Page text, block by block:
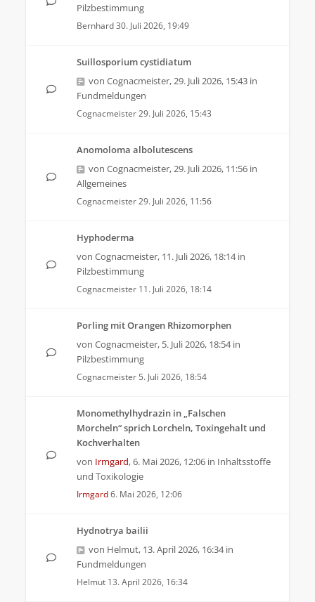
Pilzbestimmung
Bernhard30. Juli 2026, 19:49
Suillosporium cystidiatum
von Cognacmeister,29. Juli 2026, 15:43 in
Fundmeldungen
Cognacmeister29. Juli 2026, 15:43
Anomoloma albolutescens
von Cognacmeister,29. Juli 2026, 11:56 in
Allgemeines
Cognacmeister29. Juli 2026, 11:56
Hyphoderma
von Cognacmeister, 11. Juli 2026, 18:14in
Pilzbestimmung
Cognacmeister 11. Juli 2026, 18:14
Porling mit Orangen Rhizomorphen
von Cognacmeister, 5. Juli 2026, 18:54in
Pilzbestimmung
Cognacmeister 5. Juli 2026, 18:54
Monomethylhydrazin in „Falschen
Morcheln“ sprich Lorcheln, Toxingehalt und
Kochverhalten
von Irmgard,6. Mai 2026, 12:06 in Inhaltsstoffe
und Toxikologie
Irmgard6. Mai 2026, 12:06
Hydnotrya bailii
von Helmut, 13. April 2026, 16:34in
Fundmeldungen
Helmut 13. April 2026, 16:34